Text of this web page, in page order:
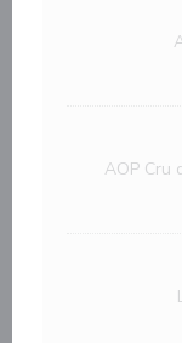
AOP Cru